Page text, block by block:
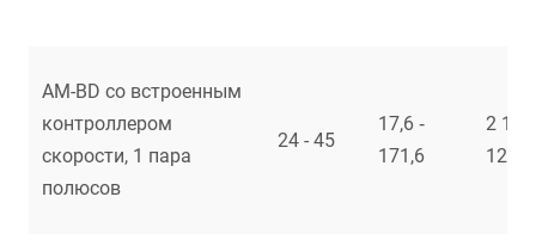
AM-BD со встроенным
контроллером
скорости, 1 пара
полюсов
24 - 45
17,6 ‑
171,6
2 122
12